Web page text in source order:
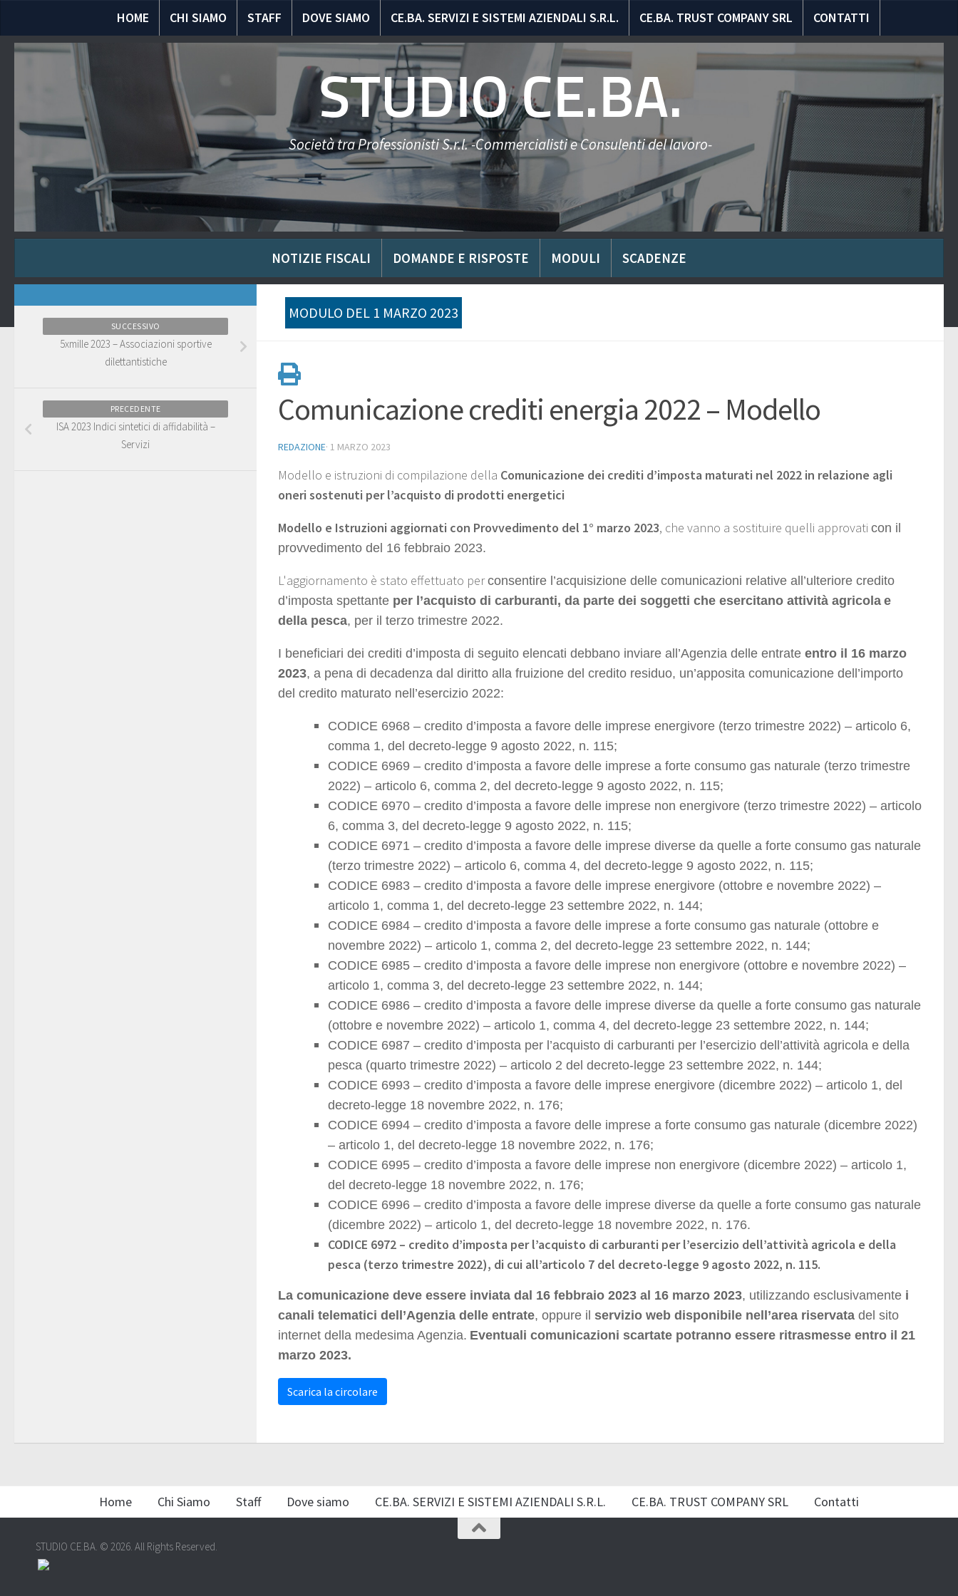
HOME CHI SIAMO STAFF DOVE SIAMO CE.BA. SERVIZI E SISTEMI AZIENDALI S.R.L. CE.BA. TRUST COMPANY SRL CONTATTI
STUDIO CE.BA.
Società tra Professionisti S.r.l. -Commercialisti e Consulenti del lavoro-
NOTIZIE FISCALI DOMANDE E RISPOSTE MODULI SCADENZE
MODULO DEL 1 MARZO 2023
Comunicazione crediti energia 2022 – Modello
REDAZIONE· 1 MARZO 2023
Modello e istruzioni di compilazione della Comunicazione dei crediti d’imposta maturati nel 2022 in relazione agli
oneri sostenuti per l’acquisto di prodotti energetici
Modello e Istruzioni aggiornati con Provvedimento del 1° marzo 2023, che vanno a sostituire quelli approvati con il
provvedimento del 16 febbraio 2023.
L'aggiornamento è stato effettuato perconsentire l’acquisizione delle comunicazioni relative all’ulteriore credito
d’imposta spettante per l’acquisto di carburanti, da parte dei soggetti che esercitano attività agricola e
della pesca, per il terzo trimestre 2022.
I beneficiari dei crediti d’imposta di seguito elencati debbano inviare all’Agenzia delle entrate entro il 16 marzo
2023, a pena di decadenza dal diritto alla fruizione del credito residuo, un’apposita comunicazione dell’importo
del credito maturato nell’esercizio 2022:
CODICE 6968 – credito d’imposta a favore delle imprese energivore (terzo trimestre 2022) – articolo 6,
comma 1, del decreto-legge 9 agosto 2022, n. 115;
CODICE 6969 – credito d’imposta a favore delle imprese a forte consumo gas naturale (terzo trimestre
2022) – articolo 6, comma 2, del decreto-legge 9 agosto 2022, n. 115;
CODICE 6970 – credito d’imposta a favore delle imprese non energivore (terzo trimestre 2022) – articolo
6, comma 3, del decreto-legge 9 agosto 2022, n. 115;
CODICE 6971 – credito d’imposta a favore delle imprese diverse da quelle a forte consumo gas naturale
(terzo trimestre 2022) – articolo 6, comma 4, del decreto-legge 9 agosto 2022, n. 115;
CODICE 6983 – credito d’imposta a favore delle imprese energivore (ottobre e novembre 2022) –
articolo 1, comma 1, del decreto-legge 23 settembre 2022, n. 144;
CODICE 6984 – credito d’imposta a favore delle imprese a forte consumo gas naturale (ottobre e
novembre 2022) – articolo 1, comma 2, del decreto-legge 23 settembre 2022, n. 144;
CODICE 6985 – credito d’imposta a favore delle imprese non energivore (ottobre e novembre 2022) –
articolo 1, comma 3, del decreto-legge 23 settembre 2022, n. 144;
CODICE 6986 – credito d’imposta a favore delle imprese diverse da quelle a forte consumo gas naturale
(ottobre e novembre 2022) – articolo 1, comma 4, del decreto-legge 23 settembre 2022, n. 144;
CODICE 6987 – credito d’imposta per l’acquisto di carburanti per l’esercizio dell’attività agricola e della
pesca (quarto trimestre 2022) – articolo 2 del decreto-legge 23 settembre 2022, n. 144;
CODICE 6993 – credito d’imposta a favore delle imprese energivore (dicembre 2022) – articolo 1, del
decreto-legge 18 novembre 2022, n. 176;
CODICE 6994 – credito d’imposta a favore delle imprese a forte consumo gas naturale (dicembre 2022)
– articolo 1, del decreto-legge 18 novembre 2022, n. 176;
CODICE 6995 – credito d’imposta a favore delle imprese non energivore (dicembre 2022) – articolo 1,
del decreto-legge 18 novembre 2022, n. 176;
CODICE 6996 – credito d’imposta a favore delle imprese diverse da quelle a forte consumo gas naturale
(dicembre 2022) – articolo 1, del decreto-legge 18 novembre 2022, n. 176.
CODICE 6972 – credito d’imposta per l’acquisto di carburanti per l’esercizio dell’attività agricola e della
pesca (terzo trimestre 2022), di cui all’articolo 7 del decreto-legge 9 agosto 2022, n. 115.
La comunicazione deve essere inviata dal 16 febbraio 2023 al 16 marzo 2023, utilizzando esclusivamente i
canali telematici dell’Agenzia delle entrate, oppure il servizio web disponibile nell’area riservata del sito
internet della medesima Agenzia. Eventuali comunicazioni scartate potranno essere ritrasmesse entro il 21
marzo 2023.
Scarica la circolare
SUCCESSIVO
5xmille 2023 – Associazioni sportive
dilettantistiche
PRECEDENTE
ISA 2023 Indici sintetici di affidabilità –
Servizi
Home Chi Siamo Staff Dove siamo CE.BA. SERVIZI E SISTEMI AZIENDALI S.R.L. CE.BA. TRUST COMPANY SRL Contatti
STUDIO CE.BA. © 2026. All Rights Reserved.